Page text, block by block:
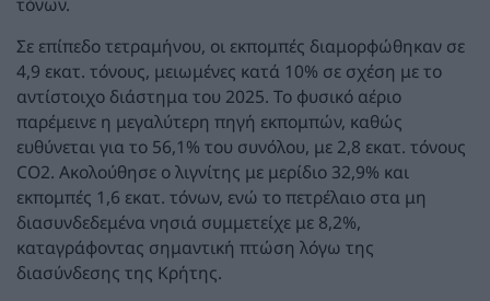
Σε επίπεδο τετραμήνου, οι εκπομπές διαμορφώθηκαν σε
4,9 εκατ. τόνους, μειωμένες κατά 10% σε σχέση με το
αντίστοιχο διάστημα του 2025. Το φυσικό αέριο
παρέμεινε η μεγαλύτερη πηγή εκπομπών, καθώς
ευθύνεται για το 56,1% του συνόλου, με 2,8 εκατ. τόνους
CO2. Ακολούθησε ο λιγνίτης με μερίδιο 32,9% και
εκπομπές 1,6 εκατ. τόνων, ενώ το πετρέλαιο στα μη
διασυνδεδεμένα νησιά συμμετείχε με 8,2%,
καταγράφοντας σημαντική πτώση λόγω της
διασύνδεσης της Κρήτης.